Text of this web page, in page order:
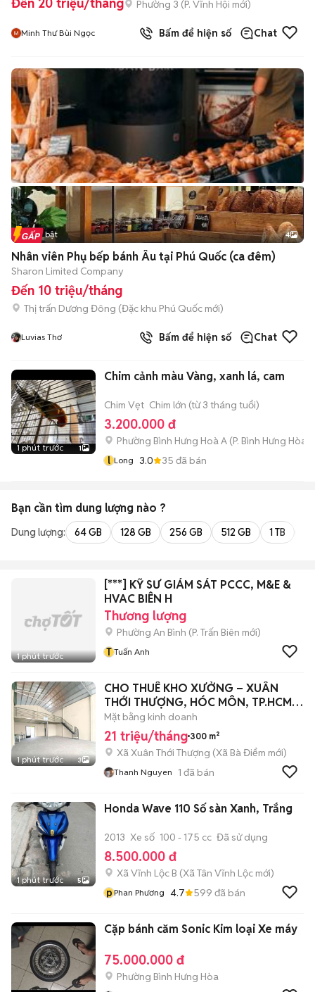
Phường 3 (P. Vĩnh Hội mới)
Minh Thư Bùi Ngọc Bấm để hiện số Chat
Tin nổi bật 4
Nhân viên Phụ bếp bánh Âu tại Phú Quốc (ca đêm)
Sharon Limited Company
Đến 10 triệu/tháng
Thị trấn Dương Đông (Đặc khu Phú Quốc mới)
Luvias Thơ Bấm để hiện số Chat
1 phút trước 1
Chim cảnh màu Vàng, xanh lá, cam
Chim Vẹt Chim lớn (từ 3 tháng tuổi)
3.200.000 đ
Phường Bình Hưng Hoà A (P. Bình Hưng Hòa
l Long 3.0 35 đã bán
Bạn cần tìm dung lượng nào ?
Dung lượng: 64 GB 128 GB 256 GB 512 GB 1 TB
1 phút trước
[***] KỸ SƯ GIÁM SÁT PCCC, M&E &
HVAC BIÊN H
Thương lượng
Phường An Bình (P. Trấn Biên mới)
T Tuấn Anh
1 phút trước 3
CHO THUÊ KHO XƯỞNG – XUÂN
THỚI THƯỢNG, HÓC MÔN, TP.HCM
🔥 21tr /tháng
Mặt bằng kinh doanh
21 triệu/tháng 300 m²
Xã Xuân Thới Thượng (Xã Bà Điểm mới)
Thanh Nguyen 1 đã bán
1 phút trước 5
Honda Wave 110 Số sàn Xanh, Trắng
2013 Xe số 100 - 175 cc Đã sử dụng
8.500.000 đ
Xã Vĩnh Lộc B (Xã Tân Vĩnh Lộc mới)
pPhan Phương 4.7 599 đã bán
Cặp bánh căm Sonic Kim loại Xe máy
75.000.000 đ
Phường Bình Hưng Hòa